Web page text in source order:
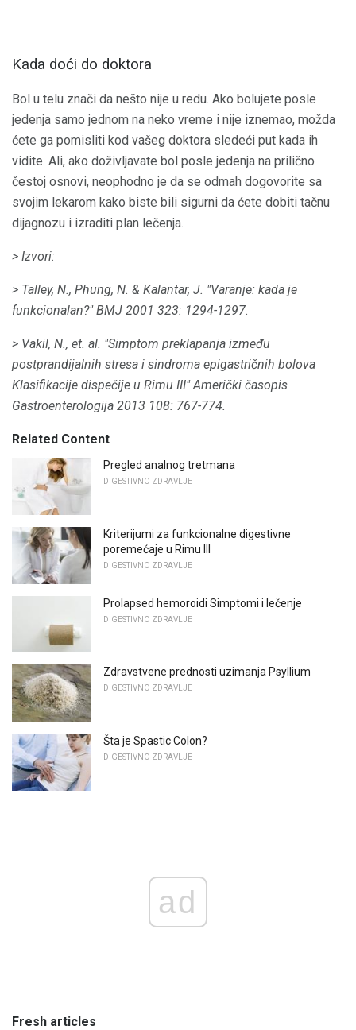
Kada doći do doktora
Bol u telu znači da nešto nije u redu. Ako bolujete posle
jedenja samo jednom na neko vreme i nije iznemao, možda
ćete ga pomisliti kod vašeg doktora sledeći put kada ih
vidite. Ali, ako doživljavate bol posle jedenja na prilično
čestoj osnovi, neophodno je da se odmah dogovorite sa
svojim lekarom kako biste bili sigurni da ćete dobiti tačnu
dijagnozu i izraditi plan lečenja.
> Izvori:
> Talley, N., Phung, N. & Kalantar, J. "Varanje: kada je
funkcionalan?"BMJ 2001 323: 1294-1297.
> Vakil, N., et. al. "Simptom preklapanja između
postprandijalnih stresa i sindroma epigastričnih bolova
Klasifikacije dispečije u Rimu III"Američki časopis
Gastroenterologija 2013 108: 767-774.
Related Content
Pregled analnog tretmana
DIGESTIVNO ZDRAVLJE
Kriterijumi za funkcionalne digestivne
poremećaje u Rimu III
DIGESTIVNO ZDRAVLJE
Prolapsed hemoroidi Simptomi i lečenje
DIGESTIVNO ZDRAVLJE
Zdravstvene prednosti uzimanja Psyllium
DIGESTIVNO ZDRAVLJE
Šta je Spastic Colon?
DIGESTIVNO ZDRAVLJE
ad
Fresh articles